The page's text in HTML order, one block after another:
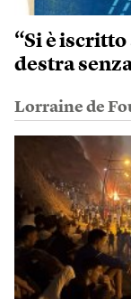
“Si è
destra
Lorraine de